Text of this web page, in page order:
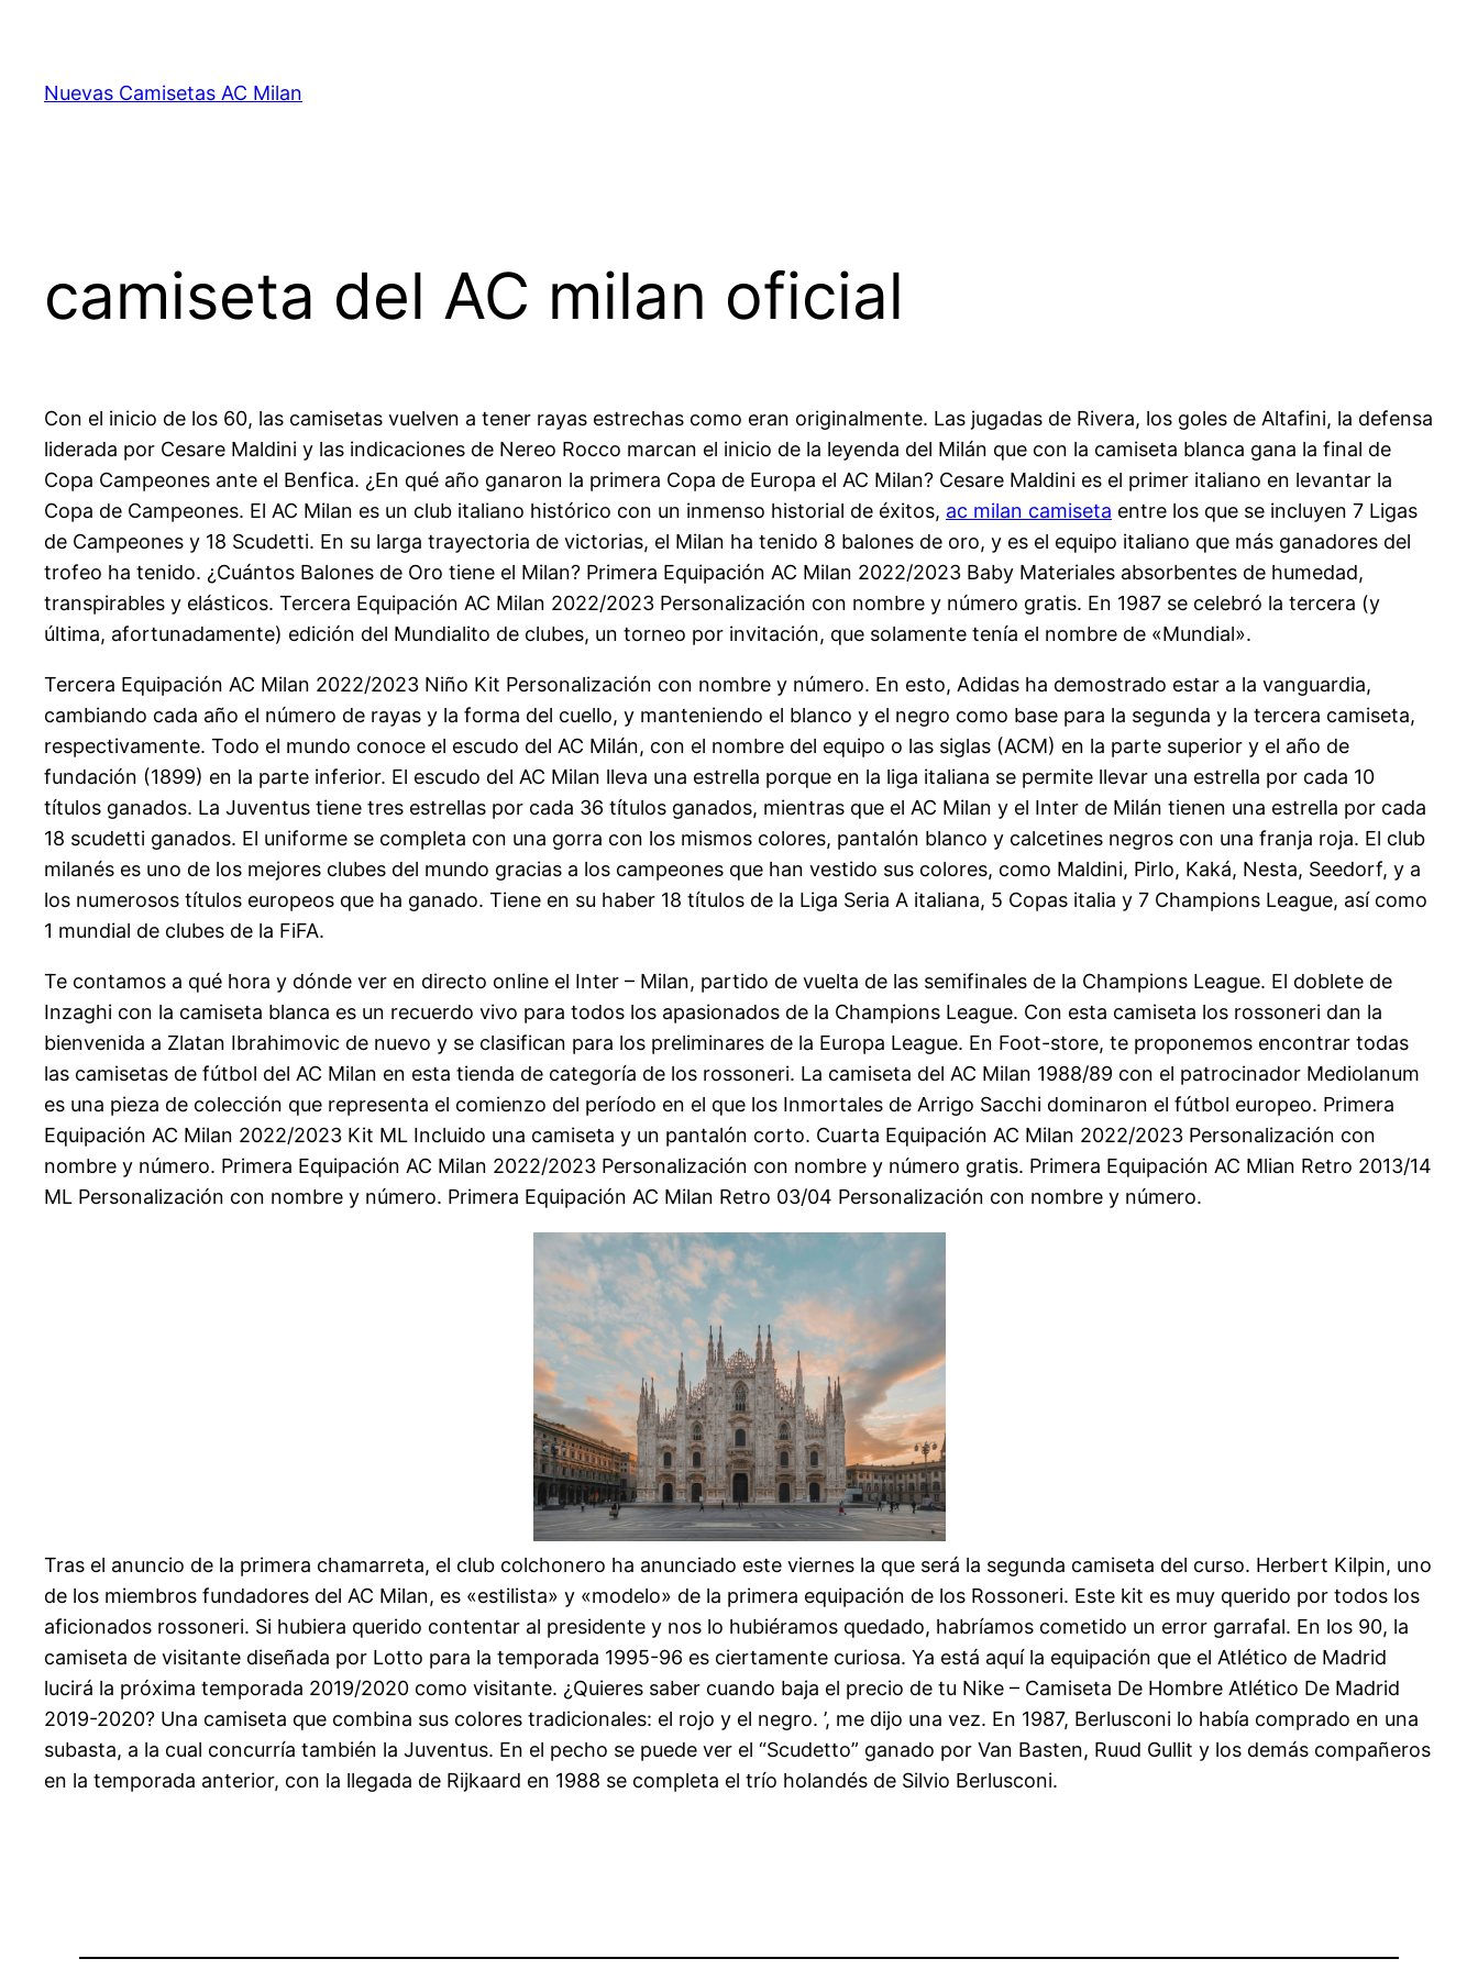
contenido
Nuevas Camisetas AC Milan
camiseta del AC milan oficial
Con el inicio de los 60, las camisetas vuelven a tener rayas estrechas como eran originalmente. Las jugadas de Rivera, los goles de Altafini, la defensa
liderada por Cesare Maldini y las indicaciones de Nereo Rocco marcan el inicio de la leyenda del Milán que con la camiseta blanca gana la final de
Copa Campeones ante el Benfica. ¿En qué año ganaron la primera Copa de Europa el AC Milan? Cesare Maldini es el primer italiano en levantar la
Copa de Campeones. El AC Milan es un club italiano histórico con un inmenso historial de éxitos, ac milan camiseta entre los que se incluyen 7 Ligas
de Campeones y 18 Scudetti. En su larga trayectoria de victorias, el Milan ha tenido 8 balones de oro, y es el equipo italiano que más ganadores del
trofeo ha tenido. ¿Cuántos Balones de Oro tiene el Milan? Primera Equipación AC Milan 2022/2023 Baby Materiales absorbentes de humedad,
transpirables y elásticos. Tercera Equipación AC Milan 2022/2023 Personalización con nombre y número gratis. En 1987 se celebró la tercera (y
última, afortunadamente) edición del Mundialito de clubes, un torneo por invitación, que solamente tenía el nombre de «Mundial».
Tercera Equipación AC Milan 2022/2023 Niño Kit Personalización con nombre y número. En esto, Adidas ha demostrado estar a la vanguardia,
cambiando cada año el número de rayas y la forma del cuello, y manteniendo el blanco y el negro como base para la segunda y la tercera camiseta,
respectivamente. Todo el mundo conoce el escudo del AC Milán, con el nombre del equipo o las siglas (ACM) en la parte superior y el año de
fundación (1899) en la parte inferior. El escudo del AC Milan lleva una estrella porque en la liga italiana se permite llevar una estrella por cada 10
títulos ganados. La Juventus tiene tres estrellas por cada 36 títulos ganados, mientras que el AC Milan y el Inter de Milán tienen una estrella por cada
18 scudetti ganados. El uniforme se completa con una gorra con los mismos colores, pantalón blanco y calcetines negros con una franja roja. El club
milanés es uno de los mejores clubes del mundo gracias a los campeones que han vestido sus colores, como Maldini, Pirlo, Kaká, Nesta, Seedorf, y a
los numerosos títulos europeos que ha ganado. Tiene en su haber 18 títulos de la Liga Seria A italiana, 5 Copas italia y 7 Champions League, así como
1 mundial de clubes de la FiFA.
Te contamos a qué hora y dónde ver en directo online el Inter – Milan, partido de vuelta de las semifinales de la Champions League. El doblete de
Inzaghi con la camiseta blanca es un recuerdo vivo para todos los apasionados de la Champions League. Con esta camiseta los rossoneri dan la
bienvenida a Zlatan Ibrahimovic de nuevo y se clasifican para los preliminares de la Europa League. En Foot-store, te proponemos encontrar todas
las camisetas de fútbol del AC Milan en esta tienda de categoría de los rossoneri. La camiseta del AC Milan 1988/89 con el patrocinador Mediolanum
es una pieza de colección que representa el comienzo del período en el que los Inmortales de Arrigo Sacchi dominaron el fútbol europeo. Primera
Equipación AC Milan 2022/2023 Kit ML Incluido una camiseta y un pantalón corto. Cuarta Equipación AC Milan 2022/2023 Personalización con
nombre y número. Primera Equipación AC Milan 2022/2023 Personalización con nombre y número gratis. Primera Equipación AC Mlian Retro 2013/14
ML Personalización con nombre y número. Primera Equipación AC Milan Retro 03/04 Personalización con nombre y número.
Tras el anuncio de la primera chamarreta, el club colchonero ha anunciado este viernes la que será la segunda camiseta del curso. Herbert Kilpin, uno
de los miembros fundadores del AC Milan, es «estilista» y «modelo» de la primera equipación de los Rossoneri. Este kit es muy querido por todos los
aficionados rossoneri. Si hubiera querido contentar al presidente y nos lo hubiéramos quedado, habríamos cometido un error garrafal. En los 90, la
camiseta de visitante diseñada por Lotto para la temporada 1995-96 es ciertamente curiosa. Ya está aquí la equipación que el Atlético de Madrid
lucirá la próxima temporada 2019/2020 como visitante. ¿Quieres saber cuando baja el precio de tu Nike – Camiseta De Hombre Atlético De Madrid
2019-2020? Una camiseta que combina sus colores tradicionales: el rojo y el negro. ’, me dijo una vez. En 1987, Berlusconi lo había comprado en una
subasta, a la cual concurría también la Juventus. En el pecho se puede ver el “Scudetto” ganado por Van Basten, Ruud Gullit y los demás compañeros
en la temporada anterior, con la llegada de Rijkaard en 1988 se completa el trío holandés de Silvio Berlusconi.